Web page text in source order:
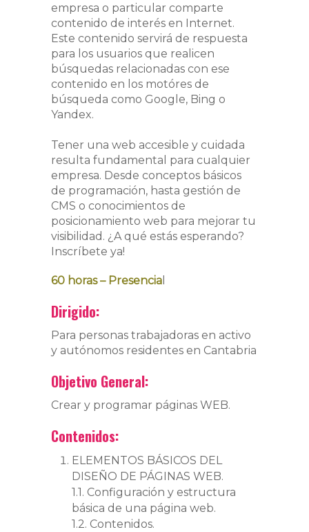
empresa o particular comparte
contenido de interés en Internet.
Este contenido servirá de respuesta
para los usuarios que realicen
búsquedas relacionadas con ese
contenido en los motóres de
búsqueda como Google, Bing o
Yandex.
Tener una web accesible y cuidada
resulta fundamental para cualquier
empresa. Desde conceptos básicos
de programación, hasta gestión de
CMS o conocimientos de
posicionamiento web para mejorar tu
visibilidad. ¿A qué estás esperando?
Inscríbete ya!
60 horas – Presencia
Dirigido:
Para personas trabajadoras en activo
y autónomos residentes en Cantabria
Objetivo General:
Crear y programar páginas WEB.
Contenidos:
ELEMENTOS BÁSICOS DEL
DISEÑO DE PÁGINAS WEB.
1.1. Configuración y estructura
básica de una página web.
1.2. Contenidos.